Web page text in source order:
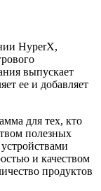
HyperX,
выпускает
ее и добавляет
для тех, кто
полезных
и качеством
продуктов